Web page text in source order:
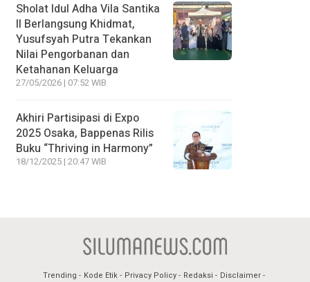
Sholat Idul Adha Vila Santika
II Berlangsung Khidmat,
Yusufsyah Putra Tekankan
Nilai Pengorbanan dan
Ketahanan Keluarga
27/05/2026 | 07:52 WIB
Akhiri Partisipasi di Expo
2025 Osaka, Bappenas Rilis
Buku “Thriving in Harmony”
18/12/2025 | 20:47 WIB
Trending Kode Etik Privacy Policy Redaksi Disclaimer